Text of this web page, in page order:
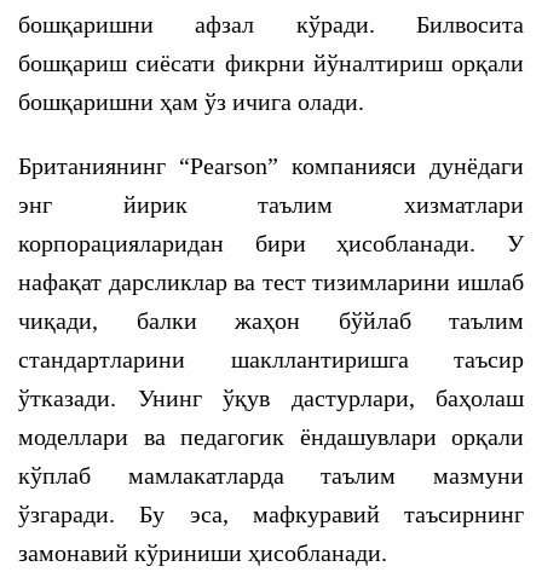
бошқаришни афзал кўради. Билвосита
бошқариш сиёсати фикрни йўналтириш орқали
бошқаришни ҳам ўз ичига олади.
Британиянинг “Pearson” компанияси дунёдаги
энг йирик таълим хизматлари
корпорацияларидан бири ҳисобланади. У
нафақат дарсликлар ва тест тизимларини ишлаб
чиқади, балки жаҳон бўйлаб таълим
стандартларини шакллантиришга таъсир
ўтказади. Унинг ўқув дастурлари, баҳолаш
моделлари ва педагогик ёндашувлари орқали
кўплаб мамлакатларда таълим мазмуни
ўзгаради. Бу эса, мафкуравий таъсирнинг
замонавий кўриниши ҳисобланади.